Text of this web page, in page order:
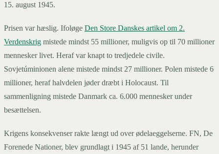
15. august 1945.
Prisen var hæslig. Ifoløge Den Store Danskes artikel om 2.
Verdenskrig mistede mindst 55 millioner, muligvis op til 70 millioner
mennesker livet. Heraf var knapt to tredjedele civile.
Sovjetúminionen alene mistede mindst 27 millioner. Polen mistede 6
millioner, heraf halvdelen jøder dræbt i Holocaust. Til
sammenligning mistede Danmark ca. 6.000 mennesker under
besættelsen.
Krigens konsekvenser rakte længt ud over ødelaeggelserne. FN, De
Forenede Nationer, blev grundlagt i 1945 af 51 lande, herunder